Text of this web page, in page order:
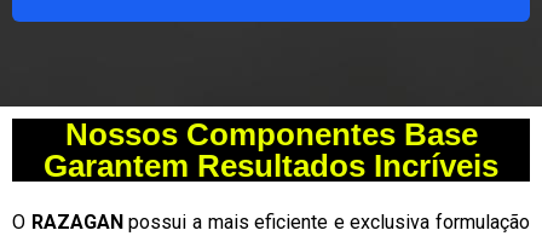
Nossos Componentes Base
Garantem Resultados Incríveis
O RAZAGAN possui a mais eficiente e exclusiva formulação